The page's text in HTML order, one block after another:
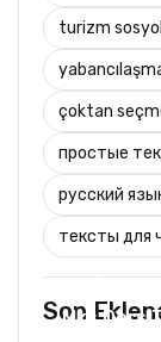
turizm
çoktan
простые
русский
тексты для
Son
Mks Ders